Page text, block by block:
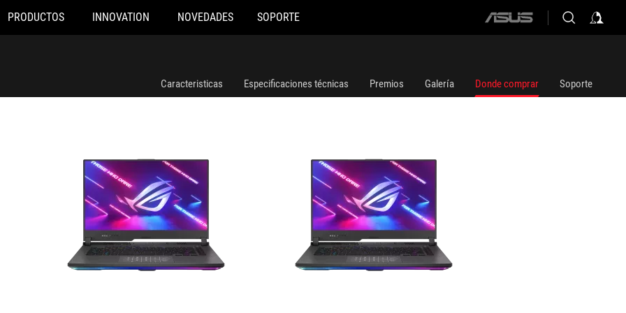
PRODUCTOS INNOVATION NOVEDADES SOPORTE
ASUS
Caracteristicas Especificaciones técnicas Premios Galería Donde comprar Soporte
G513RW-HQ064W G513RC-HN091W